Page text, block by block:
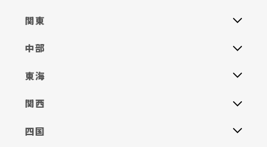
関東
中部
東海
関西
四国